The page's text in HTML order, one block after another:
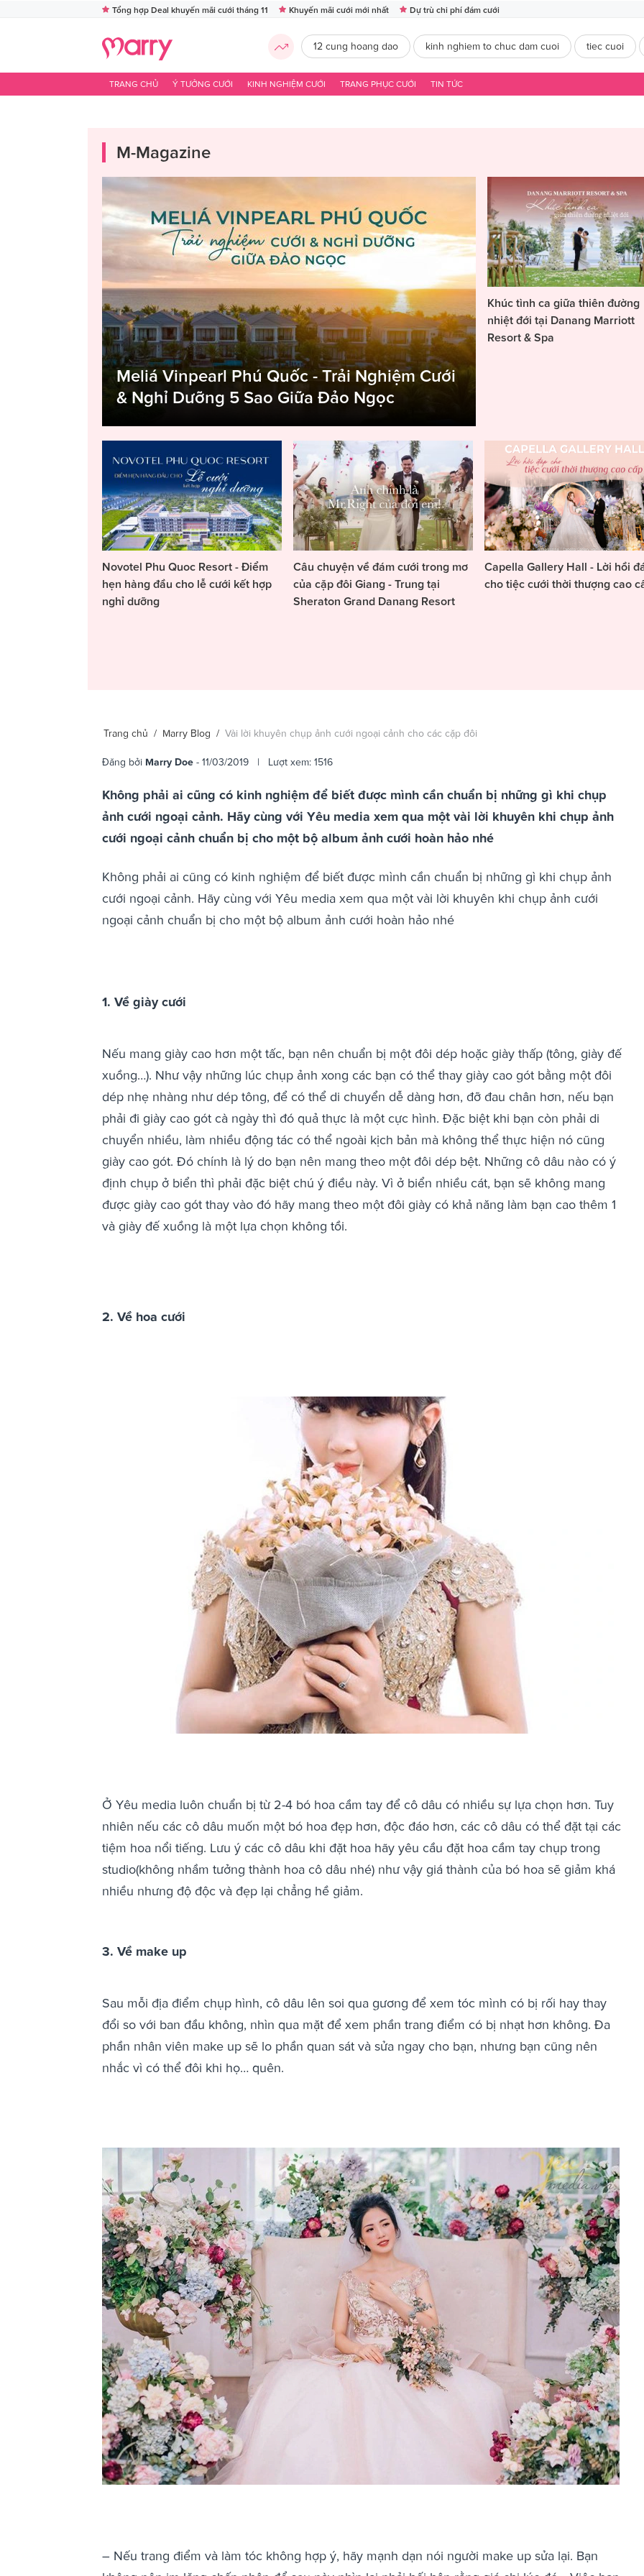
Tổng hợp Deal khuyến mãi cưới tháng 11 Khuyến mãi cưới mới nhất Dự trù chi phí đám cưới
12 cung hoang dao kinh nghiem to chuc dam cuoi tiec cuoi
TRANG CHỦ Ý TƯỞNG CƯỚI KINH NGHIỆM CƯỚI TRANG PHỤC CƯỚI TIN TỨC
M-Magazine
Meliá Vinpearl Phú Quốc - Trải Nghiệm Cưới
& Nghỉ Dưỡng 5 Sao Giữa Đảo Ngọc
Khúc tình ca giữa thiên đường
nhiệt đới tại Danang Marriott
Resort & Spa
Novotel Phu Quoc Resort - Điểm
hẹn hàng đầu cho lễ cưới kết hợp
nghỉ dưỡng
Câu chuyện về đám cưới trong mơ
của cặp đôi Giang - Trung tại
Sheraton Grand Danang Resort
Capella Gallery Hall - Lời hồi
cho tiệc cưới thời thượng cao
Trang chủ / Marry Blog / Vài lời khuyên chụp ảnh cưới ngoại cảnh cho các cặp đôi
Đăng bởi Marry Doe - 11/03/2019 | Lượt xem: 1516
Không phải ai cũng có kinh nghiệm để biết được mình cần chuẩn bị những gì khi chụp
ảnh cưới ngoại cảnh. Hãy cùng với Yêu media xem qua một vài lời khuyên khi chụp ảnh
cưới ngoại cảnh chuẩn bị cho một bộ album ảnh cưới hoàn hảo nhé
Không phải ai cũng có kinh nghiệm để biết được mình cần chuẩn bị những gì khi chụp ảnh
cưới ngoại cảnh. Hãy cùng với Yêu media xem qua một vài lời khuyên khi chụp ảnh cưới
ngoại cảnh chuẩn bị cho một bộ album ảnh cưới hoàn hảo nhé
1. Về giày cưới
Nếu mang giày cao hơn một tấc, bạn nên chuẩn bị một đôi dép hoặc giày thấp (tông, giày đế
xuồng…). Như vậy những lúc chụp ảnh xong các bạn có thể thay giày cao gót bằng một đôi
dép nhẹ nhàng như dép tông, để có thể di chuyển dễ dàng hơn, đỡ đau chân hơn, nếu bạn
phải đi giày cao gót cà ngày thì đó quả thực là một cực hình. Đặc biệt khi bạn còn phải di
chuyển nhiều, làm nhiều động tác có thể ngoài kịch bản mà không thể thực hiện nó cũng
giày cao gót. Đó chính là lý do bạn nên mang theo một đôi dép bệt. Những cô dâu nào có ý
định chụp ở biển thì phải đặc biệt chú ý điều này. Vì ở biển nhiều cát, bạn sẽ không mang
được giày cao gót thay vào đó hãy mang theo một đôi giày có khả năng làm bạn cao thêm 1
và giày đế xuồng là một lựa chọn không tồi.
2. Về hoa cưới
Ở Yêu media luôn chuẩn bị từ 2-4 bó hoa cầm tay để cô dâu có nhiều sự lựa chọn hơn. Tuy
nhiên nếu các cô dâu muốn một bó hoa đẹp hơn, độc đáo hơn, các cô dâu có thể đặt tại các
tiệm hoa nổi tiếng. Lưu ý các cô dâu khi đặt hoa hãy yêu cầu đặt hoa cầm tay chụp trong
studio(không nhầm tưởng thành hoa cô dâu nhé) như vậy giá thành của bó hoa sẽ giảm khá
nhiều nhưng độ độc và đẹp lại chẳng hề giảm.
3. Về make up
Sau mỗi địa điểm chụp hình, cô dâu lên soi qua gương để xem tóc mình có bị rối hay thay
đổi so với ban đầu không, nhìn qua mặt để xem phần trang điểm có bị nhạt hơn không. Đa
phần nhân viên make up sẽ lo phần quan sát và sửa ngay cho bạn, nhưng bạn cũng nên
nhắc vì có thể đôi khi họ… quên.
– Nếu trang điểm và làm tóc không hợp ý, hãy mạnh dạn nói người make up sửa lại. Bạn